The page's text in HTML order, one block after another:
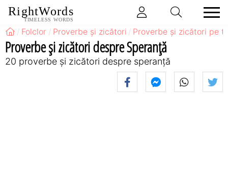
RightWords
TIMELESS WORDS
Folclor Proverbe și zicători Proverbe și zicători pe
Proverbe și zicători despre Speranță
20 proverbe și zicători despre speranță